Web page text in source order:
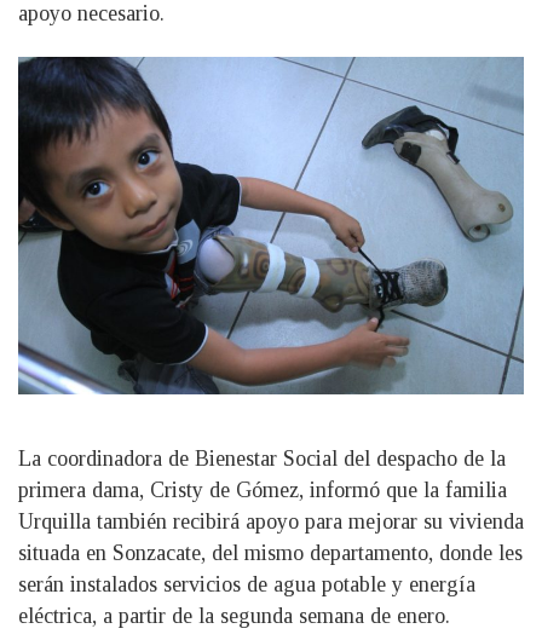
apoyo necesario.
La coordinadora de Bienestar Social del despacho de la
primera dama, Cristy de Gómez, informó que la familia
Urquilla también recibirá apoyo para mejorar su vivienda
situada en Sonzacate, del mismo departamento, donde les
serán instalados servicios de agua potable y energía
eléctrica, a partir de la segunda semana de enero.